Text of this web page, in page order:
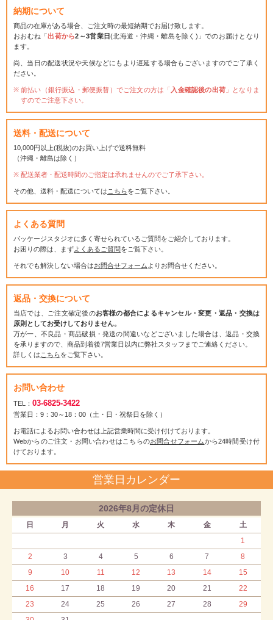
納期について
商品の在庫がある場合、ご注文時の最短納期でお届け致します。
おおむね「出荷から2～3営業日(北海道・沖縄・離島を除く)」でのお届けとなり
ます。
尚、当日の配送状況や天候などにもより遅延する場合もございますのでご了承く
ださい。
前払い（銀行振込・郵便振替）でご注文の方は「 入金確認後の出荷 」となりま
すのでご注意下さい。
送料・配送について
10,000円以上(税抜)のお買い上げで送料無料
（沖縄・離島は除く）
配送業者・配送時間のご指定は承れませんのでご了承下さい。
その他、送料・配送については こちらをご覧下さい。
よくある質問
パッケージスタジオに多く寄せられているご質問をご紹介しております。
お困りの際は、まずよくあるご質問をご覧下さい。
それでも解決しない場合はお問合せフォーム よりお問合せください。
返品・交換について
当店では、ご注文確定後のお客様の都合によるキャンセル・変更・返品・交換は
原則としてお受けしておりません。
万が一、不良品・商品破損・発送の間違いなどございました場合は、返品・交換
を承りますので、商品到着後7営業日以内に弊社スタッフまでご連絡ください。
詳しくは こちらをご覧下さい。
お問い合わせ
TEL： 03-6825-3422
営業日：9：30～18：00（土・日・祝祭日を除く）
お電話によるお問い合わせは上記営業時間に受け付けております。
Webからのご注文・お問い合わせはこちらのお問合せフォームから24時間受け付
けております。
営業日カレンダー
2026年8月の定休日
日 月 火 水 木 金
土
1
2
3 4 5 6 7
8
9
10 11 12 13 14
15
16
17 18 19 20 21
22
23
24 25 26 27 28
29